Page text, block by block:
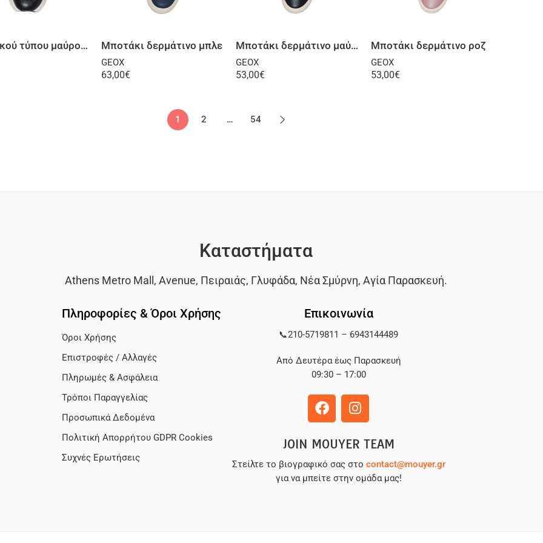
Επιλογή
Αθλητικού τύπου μαύρο φούξια
Επιλογή
Μποτάκι δερμάτινο μπλε
GEOX
63,00€
Επιλογή
Μποτάκι δερμάτινο μαύρο,
GEOX
53,00€
Επιλογή
Μποτάκι δερμάτινο ροζ
GEOX
53,00€
1 2 … 54
Καταστήματα
Athens Metro Mall, Avenue, Πειραιάς, Γλυφάδα, Νέα Σμύρνη, Αγία Παρασκευή.
Πληροφορίες & Όροι Χρήσης
Όροι Χρήσης
Επιστροφές / Αλλαγές
Πληρωμές & Ασφάλεια
Τρόποι Παραγγελίας
Προσωπικά Δεδομένα
Πολιτική Απορρήτου GDPR Cookies
Συχνές Ερωτήσεις
Επικοινωνία
📞210-5719811 – 6943144489
Από Δευτέρα έως Παρασκευή
09:30 – 17:00
JOIN MOUYER TEAM
Στείλτε το βιογραφικό σας στο contact@mouyer.gr
για να μπείτε στην ομάδα μας!